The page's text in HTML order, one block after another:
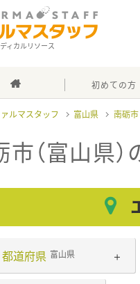
ィカルリソース
初めての方
ルマスタッフ 富山県 南砺市
市（富山県
都道府県 富山県